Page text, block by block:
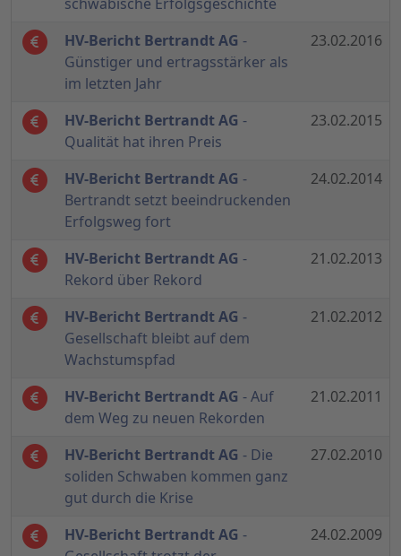
HV-Bericht Bertrandt AG -
Günstiger und ertragsstärker als
im letzten Jahr
23.02.2016
HV-Bericht Bertrandt AG -
Qualität hat ihren Preis
23.02.2015
HV-Bericht Bertrandt AG -
Bertrandt setzt beeindruckenden
Erfolgsweg fort
24.02.2014
HV-Bericht Bertrandt AG -
Rekord über Rekord
21.02.2013
HV-Bericht Bertrandt AG -
Gesellschaft bleibt auf dem
Wachstumspfad
21.02.2012
HV-Bericht Bertrandt AG - Auf
dem Weg zu neuen Rekorden
21.02.2011
HV-Bericht Bertrandt AG - Die
soliden Schwaben kommen ganz
gut durch die Krise
27.02.2010
HV-Bericht Bertrandt AG -
24.02.2009